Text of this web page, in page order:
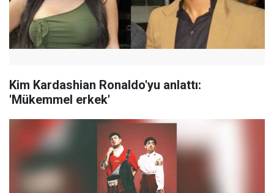
Kim Kardashian Ronaldo'yu anlattı:
'Mükemmel erkek'